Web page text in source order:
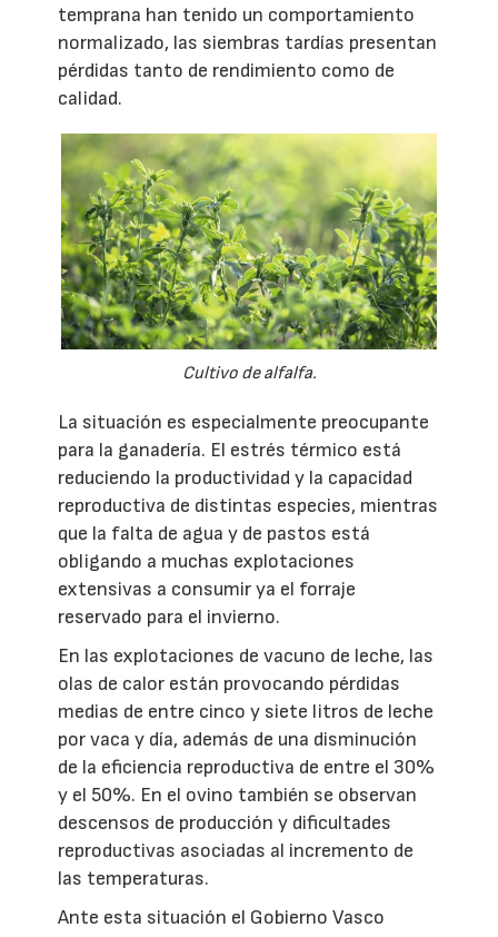
temprana han tenido un comportamiento
normalizado, las siembras tardías presentan
pérdidas tanto de rendimiento como de
calidad.
Cultivo de alfalfa.
La situación es especialmente preocupante
para la ganadería. El estrés térmico está
reduciendo la productividad y la capacidad
reproductiva de distintas especies, mientras
que la falta de agua y de pastos está
obligando a muchas explotaciones
extensivas a consumir ya el forraje
reservado para el invierno.
En las explotaciones de vacuno de leche, las
olas de calor están provocando pérdidas
medias de entre cinco y siete litros de leche
por vaca y día, además de una disminución
de la eficiencia reproductiva de entre el 30%
y el 50%. En el ovino también se observan
descensos de producción y dificultades
reproductivas asociadas al incremento de
las temperaturas.
Ante esta situación el Gobierno Vasco